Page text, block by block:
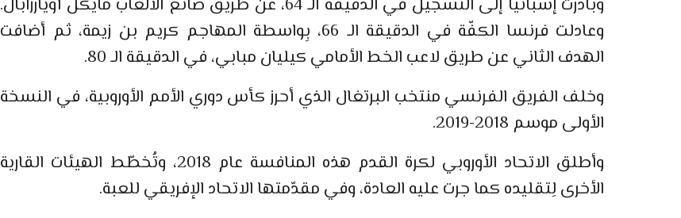
وبادرت إسبانيا إلى التسجيل في الدقيقة الـ 64، عن طريق صانع الألعاب مايكل أويارزابال.
وعادلت فرنسا الكفّة في الدقيقة الـ 66، بِواسطة المهاجم كريم بن زيمة، ثم أضافت
الهدف الثاني عن طريق لاعب الخط الأمامي كيليان مبابي، في الدقيقة الـ 80.
وخلف الفريق الفرنسي منتخب البرتغال الذي أحرز كأس دوري الأمم الأوروبية، في النسخة
الأولى موسم 2018-2019.
وأطلق الاتحاد الأوروبي لكرة القدم هذه المنافسة عام 2018، وتُخطّط الهيئات القارية
الأخرى لِتقليده كما جرت عليه العادة، وفي مقدّمتها الاتحاد الإفريقي للعبة.